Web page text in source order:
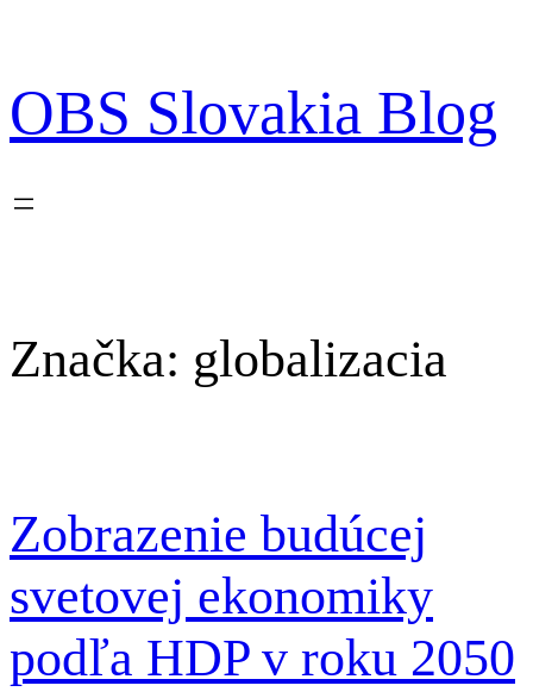
obsah
OBS Slovakia Blog
Značka: globalizacia
Zobrazenie budúcej
svetovej ekonomiky
podľa HDP v roku 2050